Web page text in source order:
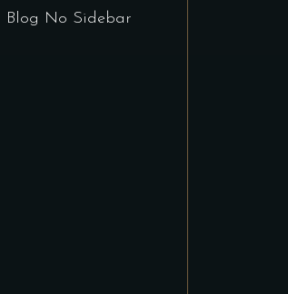
Blog No Sidebar